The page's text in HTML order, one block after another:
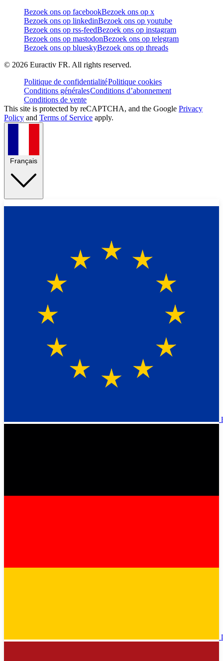
Bezoek ons op facebookBezoek ons op x
Bezoek ons op linkedinBezoek ons op youtube
Bezoek ons op rss-feedBezoek ons op instagram
Bezoek ons op mastodonBezoek ons op telegram
Bezoek ons op blueskyBezoek ons op threads
© 2026 Euractiv FR. All rights reserved.
Politique de confidentialitéPolitique cookies
Conditions généralesConditions d’abonnement
Conditions de vente
This site is protected by reCAPTCHA, and the Google Privacy
Policy and Terms of Service apply.
Français